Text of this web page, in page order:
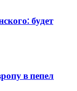
будет
в пепел